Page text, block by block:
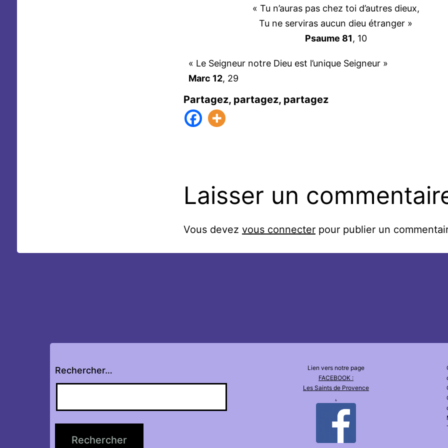
« Tu n’auras pas chez toi d’autres dieux,
Tu ne serviras aucun dieu étranger »
Psaume 81, 10
« Le Seigneur notre Dieu est l’unique Seigneur »
Marc 12, 29
Partagez, partagez, partagez
Laisser un
Vous devez vous connecterpour publier un
Rechercher…
Lien vers notre page
FACEBOOK :
Les Saints de Provence
.